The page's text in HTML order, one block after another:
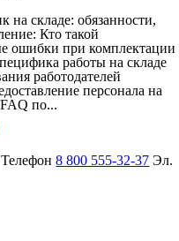
на складе: обязанности,
Кто такой
ошибки при комплектации
работы на складе
работодателей
персонала на
по...
Телефон8 800 555-32-37 Эл.